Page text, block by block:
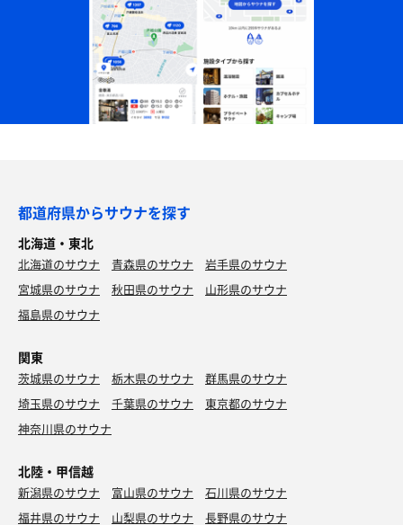
都道府県からサウナを探す
北海道・東北
北海道のサウナ 青森県のサウナ
岩手県のサウナ
宮城県のサウナ
秋田県のサウナ
山形県のサウナ
福島県のサウナ
関東
茨城県のサウナ 栃木県のサウナ
群馬県のサウナ
埼玉県のサウナ
千葉県のサウナ
東京都のサウナ
神奈川県のサウナ
北陸・甲信越
新潟県のサウナ 富山県のサウナ
石川県のサウナ
福井県のサウナ
山梨県のサウナ 長野県のサウナ